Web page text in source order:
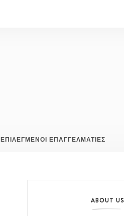
ΕΠΙΛΕΓΜΕΝΟΙ ΕΠΑΓΓΕΛΜΑΤΙΕΣ
ABOUT US